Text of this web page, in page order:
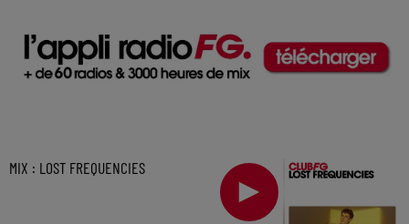
MIX : LOST FREQUENCIES